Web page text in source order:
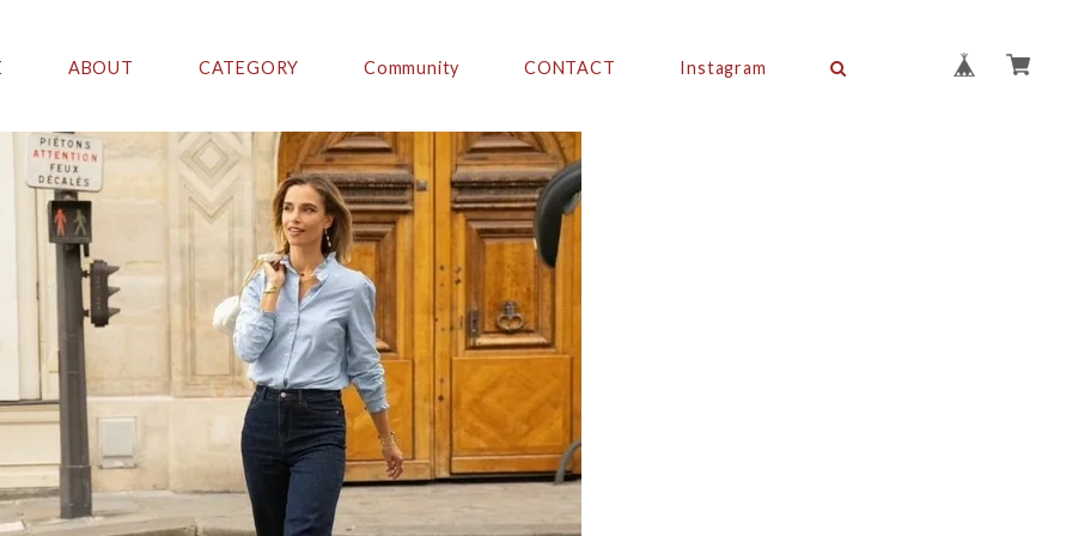
ABOUT CATEGORY Community CONTACT Instagram